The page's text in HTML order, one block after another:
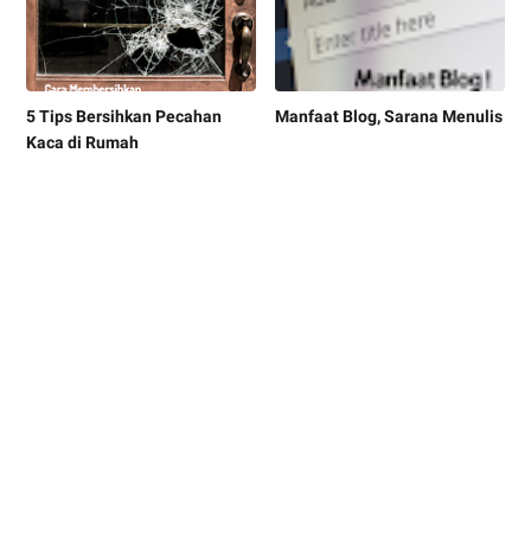
5 Tips Bersihkan Pecahan
Kaca di Rumah
Manfaat Blog, Sarana Menulis